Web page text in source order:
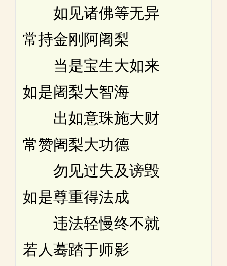
如见诸佛等无异
常持金刚阿阇梨
当是宝生大如来
如是阇梨大智海
出如意珠施大财
常赞阇梨大功德
勿见过失及谤毁
如是尊重得法成
违法轻慢终不就
若人蓦踏于师影